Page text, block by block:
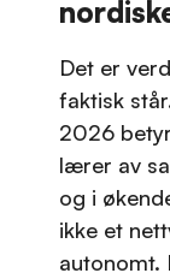
Det er
faktisk
2026
lærer av
og i
ikke et
autonomt.